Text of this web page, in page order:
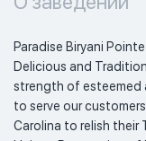
Paradise Biryani
Delicious and
strength of esteemed
to serve our
Carolina to relish their